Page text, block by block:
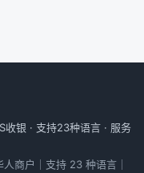
收银 · 支持23种语言 · 服务
商户｜支持 23 种语言｜